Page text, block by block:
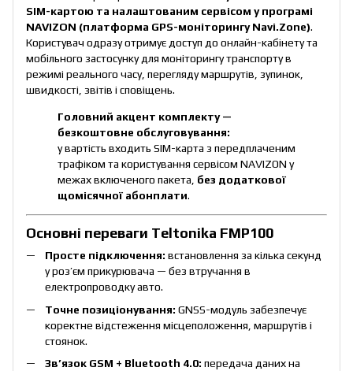
SIM-картою та налаштованим сервісом у програмі
NAVIZON (платформа GPS-моніторингу Navi.Zone).
Користувач одразу отримує доступ до онлайн-кабінету та
мобільного застосунку для моніторингу транспорту в
режимі реального часу, перегляду маршрутів, зупинок,
швидкості, звітів і сповіщень.
Головний акцент комплекту —
безкоштовне обслуговування:
у вартість входить SIM-карта з передплаченим
трафіком та користування сервісом NAVIZON у
межах включеного пакета, без додаткової
щомісячної абонплати.
Основні переваги Teltonika FMP100
Просте підключення: встановлення за кілька секунд
у роз’єм прикурювача — без втручання в
електропроводку авто.
Точне позиціонування: GNSS-модуль забезпечує
коректне відстеження місцеположення, маршрутів і
стоянок.
Зв’язок GSM + Bluetooth 4.0: передача даних на